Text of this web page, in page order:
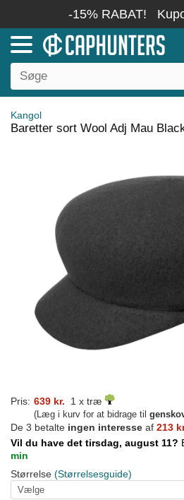
-15% RABAT!
Kangol
Baretter sort Wool Adj Mau
Pris: 639 kr. 1 x træ
(Læg i kurv for at bidrage til
De 3 betalte ingen interesse af 213
Vil du have det tirsdag, august 11?
min
Størrelse (Størrelsesguide)